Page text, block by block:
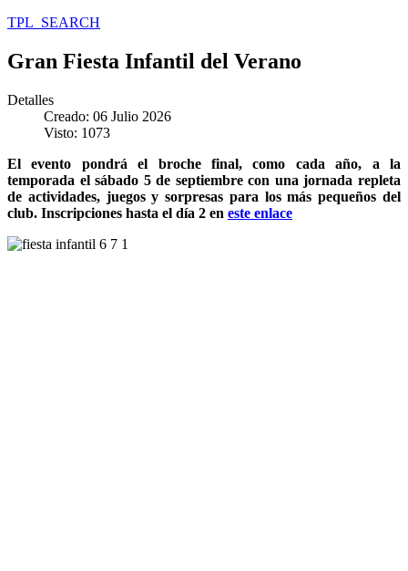
TPL_SEARCH
Gran Fiesta Infantil del Verano
Detalles
Creado: 06 Julio 2026
Visto: 1073
El evento pondrá el broche final, como cada año, a la
temporada el sábado 5 de septiembre con una jornada repleta
de actividades, juegos y sorpresas para los más pequeños del
club. Inscripciones hasta el día 2 en este enlace